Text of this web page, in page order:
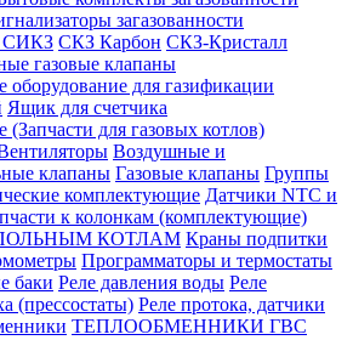
загазованности
СИКЗ СКЗ Карбон СКЗ-Кристалл
газовые клапаны
оборудование для газификации
Ящик для счетчика
для газовых котлов)
Воздушные и
клапаны Газовые клапаны Группы
комплектующие Датчики NTC и
к колонкам (комплектующие)
КОТЛАМ Краны подпитки
Программаторы и термостаты
баки Реле давления воды Реле
(прессостаты) Реле протока, датчики
ТЕПЛООБМЕННИКИ ГВС